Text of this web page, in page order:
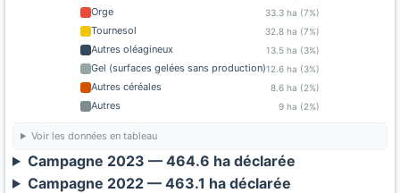
Orge 33.3 ha (7%)
Tournesol 32.8 ha (7%)
Autres oléagineux 13.5 ha (3%)
Gel (surfaces gelées sans production)12.6 ha (3%)
Autres céréales 8.6 ha (2%)
Autres 9 ha (2%)
Voir les données en tableau
Campagne 2023 — 464.6 ha déclarée
Campagne 2022 — 463.1 ha déclarée